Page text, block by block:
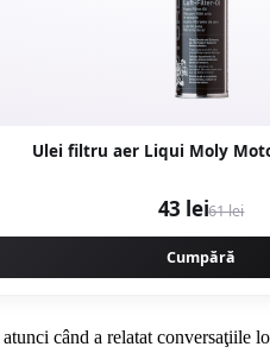
Ulei filtru aer Liqui Moly
43 lei61 lei
Cumpără
când a relatat conversaţiile